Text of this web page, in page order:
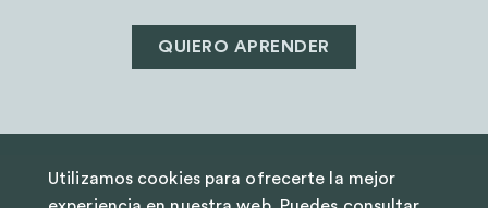
QUIERO APRENDER
AVISO LEGAL
Utilizamos cookies para ofrecerte la mejor